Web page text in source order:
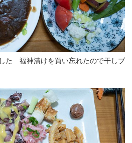
た 福神漬けを買い忘れたので干しブ